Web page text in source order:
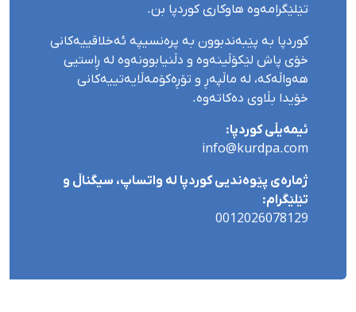
تێلێگرامەوە هاوکاری کوردپا بن.
کوردپا بە پێبەندبوون بە پرەنسیپە ئەخلاقییەکانی
خۆی پاش لێکۆڵینەوە و دڵنیابوونەوە لە ڕاستیی
هەواڵەکە، لە ماڵپەڕ و تۆڕەکۆمەڵایەتییەکانی
خۆیدا بڵاوی دەکاتەوە.
ئیمەیڵی کوردپا:
info@kurdpa.com
ژمارەی پێوەندیی کوردپا لە واتساپ، سیگناڵ و
تێلێگرام:
0012026078129